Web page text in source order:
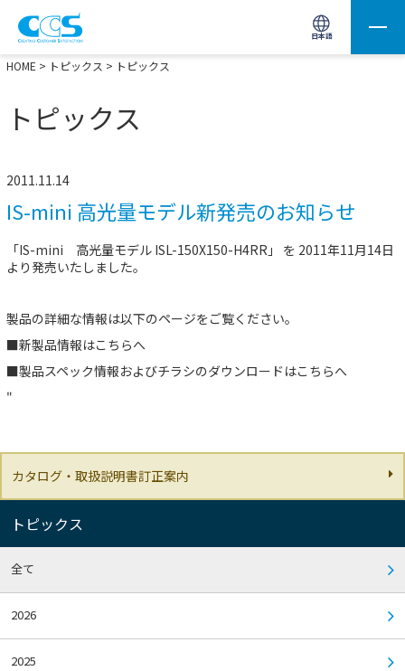
日本語
画像処理用の製品検索 サイト内検索(Enterで実行)
HOME > トピックス > トピックス
トピックス
2011.11.14
IS-mini 高光量モデル新発売のお知らせ
「IS-mini 高光量モデル ISL-150X150-H4RR」 を 2011年11月14日
より発売いたしました。
製品の詳細な情報は以下のページをご覧ください。
■新製品情報はこちらへ
■製品スペック情報およびチラシのダウンロードはこちらへ
"
カタログ・取扱説明書訂正案内
トピックス
全て
2026
2025